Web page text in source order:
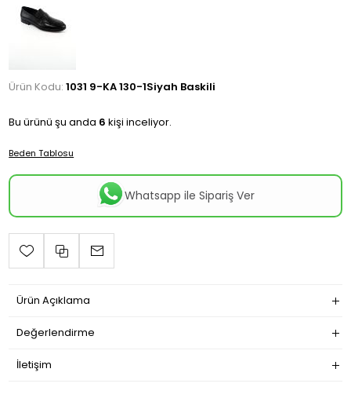
Ürün Kodu: 1031 9-KA 130-1Siyah Baskili
Bu ürünü şu anda 6 kişi inceliyor.
Beden Tablosu
Whatsapp ile Sipariş Ver
Ürün Açıklama
Değerlendirme
İletişim